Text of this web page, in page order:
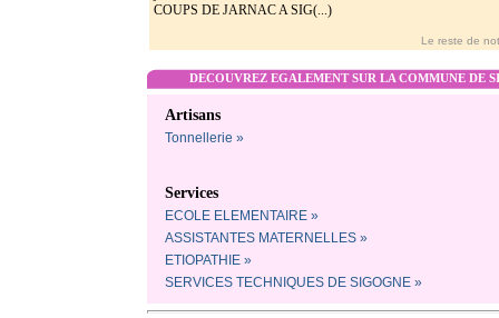
COUPS DE JARNAC A SIG(...)
Le reste de
DECOUVREZ EGALEMENT SUR LA COMMUNE DE
Artisans
Tonnellerie »
Services
ECOLE ELEMENTAIRE »
ASSISTANTES MATERNELLES »
ETIOPATHIE »
SERVICES TECHNIQUES DE SIGOGNE »